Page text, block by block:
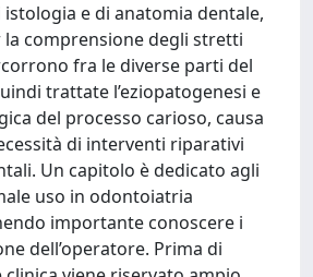
e di anatomia dentale,
comprensione degli stretti
fra le diverse parti del
trattate l’eziopatogenesi e
del processo carioso, causa
di interventi riparativi
Un capitolo è dedicato agli
uso in odontoiatria
importante conoscere i
dell’operatore. Prima di